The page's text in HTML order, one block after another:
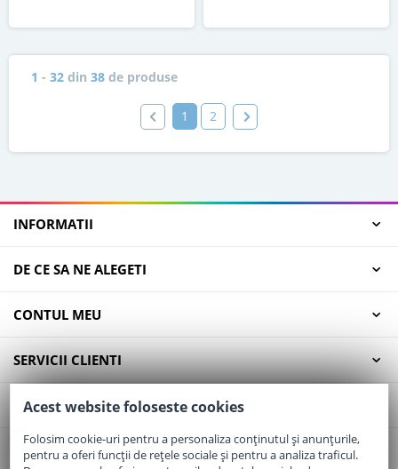
1 - 32 din 38 de produse
1 2
INFORMATII
DE CE SA NE ALEGETI
CONTUL MEU
SERVICII CLIENTI
CONTACT
Email:office@elaptepraf.ro
Acest website foloseste cookies
Folosim cookie-uri pentru a personaliza conținutul și anunțurile,
pentru a oferi funcții de rețele sociale și pentru a analiza traficul.